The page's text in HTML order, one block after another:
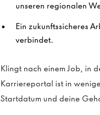
unseren regionalen
Ein zukunftssicheres
verbindet.
Klingt nach einem Job, in
Karriereportal ist in
Startdatum und deine